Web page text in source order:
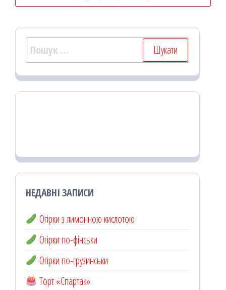
Пошук:
НЕДАВНІ ЗАПИСИ
Огірки з лимонною кислотою
Огірки по-фінськи
Огірки по-грузинськи
Торт «Спартак»